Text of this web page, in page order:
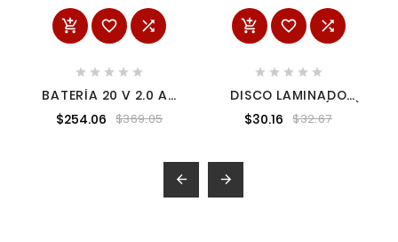
  
    
BATERÍA 20 V 2.0 AH
LITHIUM-ION INGCO
FBLI20011
$254.06 $369.05
  
    
DISCO LAMINADO
ZIRCONIA MIMS (Z60)
4-1/2 X 7/8 T29 WEST-
$30.16 $32.67
 